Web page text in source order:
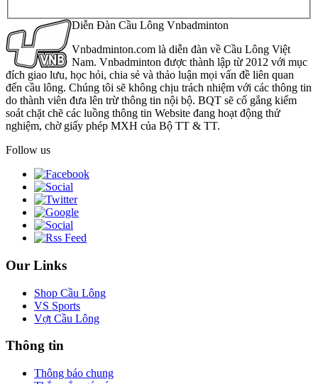
Diễn Đàn Cầu Lông Vnbadminton
Vnbadminton.com là diễn đàn về Cầu Lông Việt
Nam. Vnbadminton được thành lập từ 2012 với mục
đích giao lưu, học hỏi, chia sẻ và thảo luận mọi vấn đề liên quan
đến cầu lông. Chúng tôi sẽ không chịu trách nhiệm với các thông tin
do thành viên đưa lên trừ thông tin nội bộ. BQT sẽ cố gắng kiểm
soát chặt chẽ các luồng thông tin Website đang hoạt động thử
nghiệm, chờ giấy phép MXH của Bộ TT & TT.
Follow us
Our Links
Shop Cầu Lông
VS Sports
Vợt Cầu Lông
Thông tin
Thông báo chung